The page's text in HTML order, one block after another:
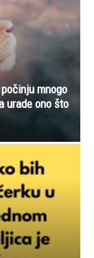
mnogo
urade ono što